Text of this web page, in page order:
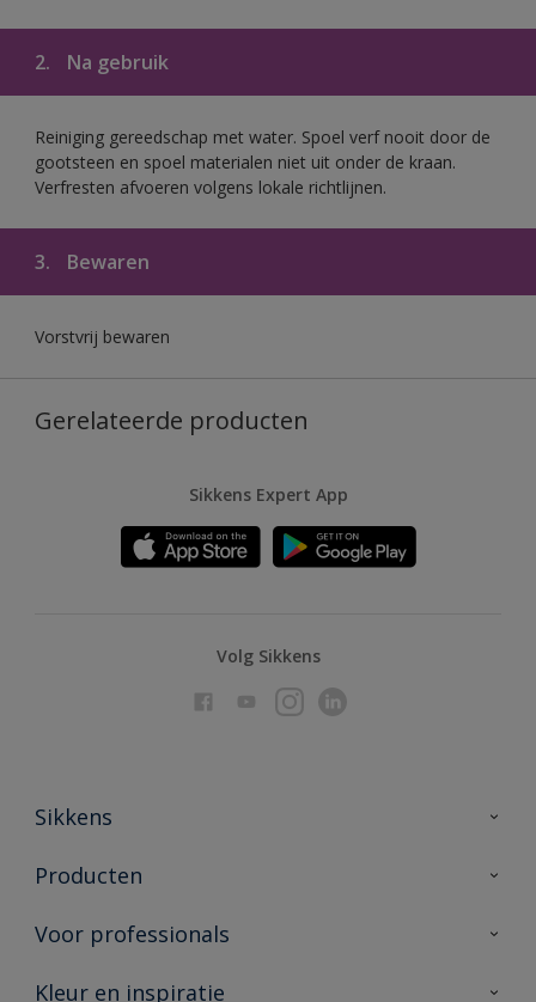
2. Na gebruik
Reiniging gereedschap met water. Spoel verf nooit door de
gootsteen en spoel materialen niet uit onder de kraan.
Verfresten afvoeren volgens lokale richtlijnen.
3. Bewaren
Vorstvrij bewaren
Gerelateerde producten
Sikkens Expert App
Volg Sikkens
Sikkens
Over Sikkens
Duurzaamheid
Producten
Producten voor binnen
Vind je verkooppunt
Voor professionals
Advies & service
Kleur en inspiratie